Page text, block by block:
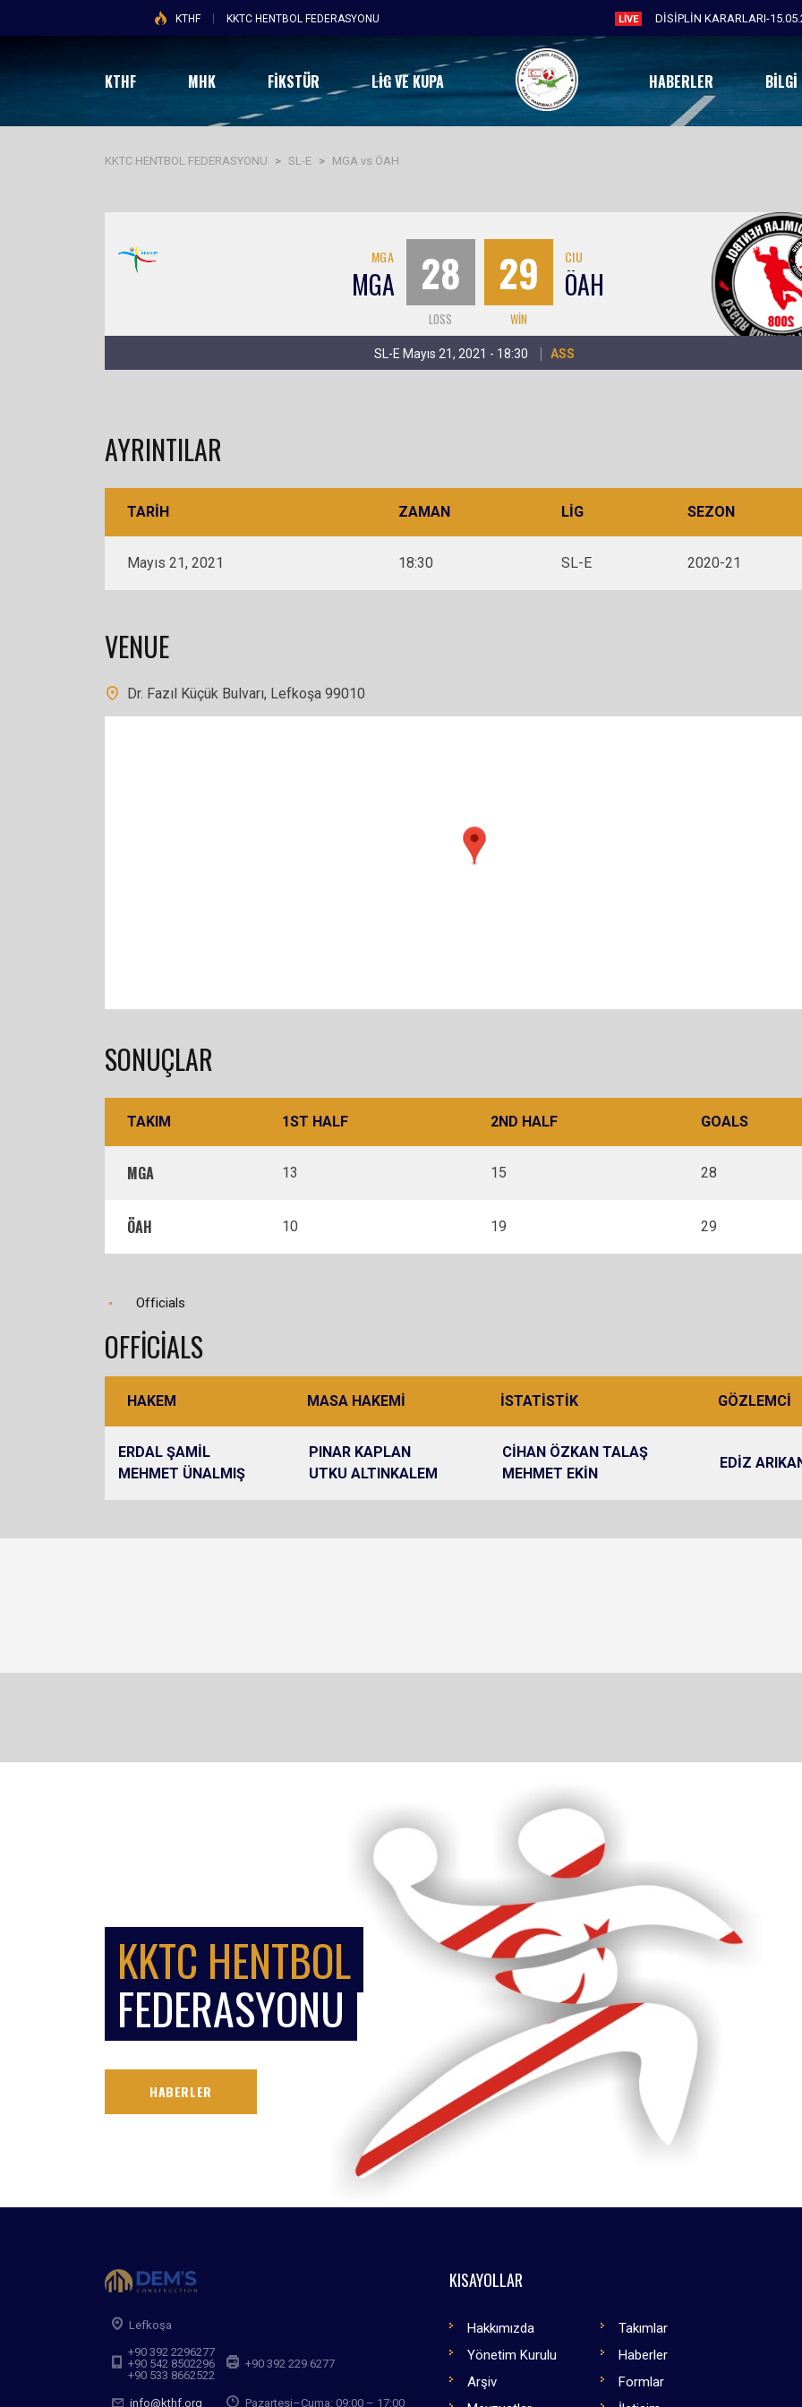
KTHF KKTC HENTBOL FEDERASYONU LIVE DİSİPLİN KARARLARI-
KTHF MHK FİKSTÜR LIG VE KUPA HABERLER BILGI
KKTC HENTBOL FEDERASYONU > SL-E > MGA vs ÖAH
MGA
MGA 28
LOSS
29
WIN
CIU
ÖAH
SL-E Mayıs 21, 2021 - 18:30 ASS
AYRINTILAR
TARIH ZAMAN LIG SEZON
Mayıs 21, 2021 18:30 SL-E 2020-21
VENUE
Dr. Fazıl Küçük Bulvarı, Lefkoşa 99010
SONUÇLAR
TAKIM 1ST HALF 2ND HALF GOALS
MGA 13 15 28
ÖAH 10 19 29
Officials
OFFICIALS
HAKEM MASA HAKEMİ İSTATİSTİK GÖZLEMCİ
ERDAL ŞAMİL
MEHMET ÜNALMIŞ
PINAR KAPLAN
UTKU ALTINKALEM
CİHAN ÖZKAN TALAŞ
MEHMET EKİN
EDİZ
KKTC HENTBOL
FEDERASYONU
HABERLER
Lefkoşa
+90 392 2296277
+90 542 8502296
+90 533 8662522
+90 392 229 6277
info@kthf.org Pazartesi–Cuma: 09:00 – 17:00
KISAYOLLAR
Hakkımızda
Takımlar
Yönetim Kurulu
Haberler
Arşiv
Formlar